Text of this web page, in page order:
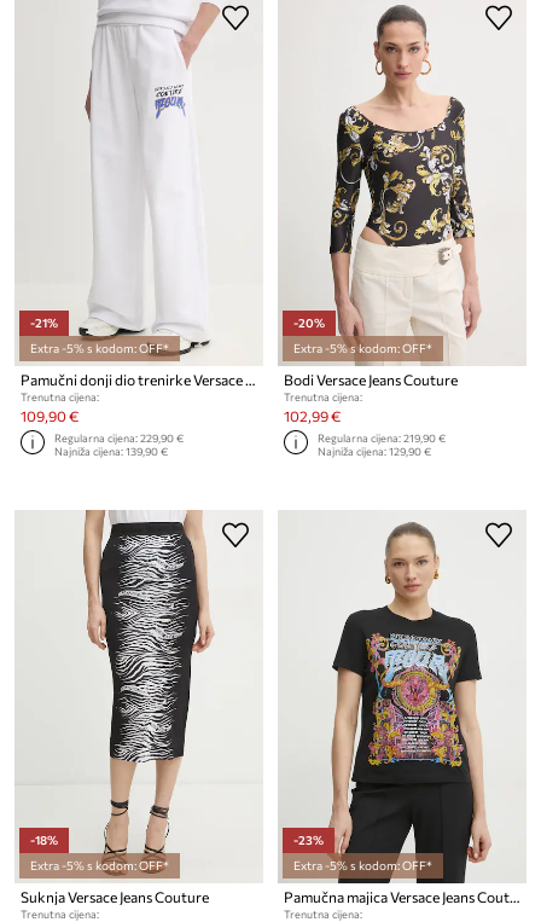
-21%
Extra -5% s kodom: OFF*
Pamučni donji dio trenirke Versace Jeans Couture
Trenutna cijena:
109,90 €
Regularna cijena:229,90 €
Najniža cijena:139,90 €
-20%
Extra -5% s kodom: OFF*
Bodi Versace Jeans Couture
Trenutna cijena:
102,99 €
Regularna cijena:219,90 €
Najniža cijena:129,90 €
-18%
Extra -5% s kodom: OFF*
Suknja Versace Jeans Couture
Trenutna cijena:
-23%
Extra -5% s kodom: OFF*
Trenutna cijena: